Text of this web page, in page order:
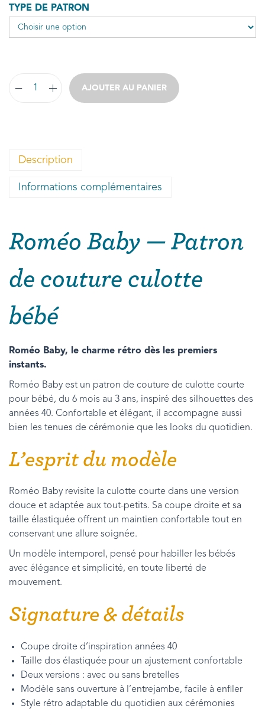
TYPE DE PATRON
AJOUTER AU PANIER
Description
Informations complémentaires
Roméo Baby — Patron
de couture culotte
bébé
Roméo Baby, le charme rétro dès les premiers
instants.
Roméo Baby est un patron de couture de culotte courte
pour bébé, du 6 mois au 3 ans, inspiré des silhouettes des
années 40. Confortable et élégant, il accompagne aussi
bien les tenues de cérémonie que les looks du quotidien.
L’esprit du modèle
Roméo Baby revisite la culotte courte dans une version
douce et adaptée aux tout-petits. Sa coupe droite et sa
taille élastiquée offrent un maintien confortable tout en
conservant une allure soignée.
Un modèle intemporel, pensé pour habiller les bébés
avec élégance et simplicité, en toute liberté de
mouvement.
Signature & détails
Coupe droite d’inspiration années 40
Taille dos élastiquée pour un ajustement confortable
Deux versions : avec ou sans bretelles
Modèle sans ouverture à l’entrejambe, facile à enfiler
Style rétro adaptable du quotidien aux cérémonies